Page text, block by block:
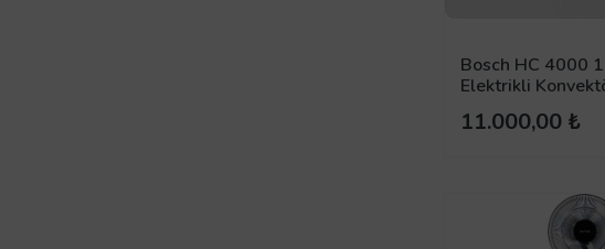
Bosch HC 4000
Elektrikli
11.000,00 ₺